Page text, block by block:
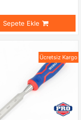
Sepete Ekle
Ücretsiz Kargo